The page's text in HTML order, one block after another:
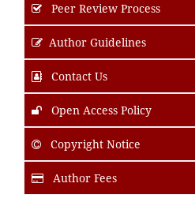
Peer Review Process
Author Guidelines
Contact Us
Open Access Policy
Copyright Notice
Author Fees